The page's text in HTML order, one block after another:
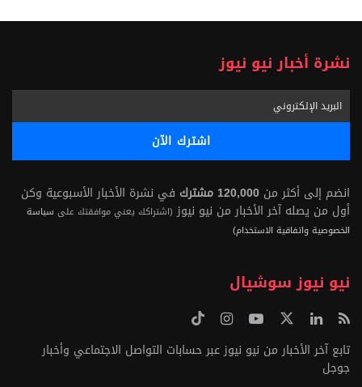
نشرة أخبار نيو نيوز
انضم إلى أكثر من 120,000 مشترك
في نشرة الأخبار الأسبوعية وكن
أول من يصله آخر الأخبار من نيو نيوز (اشتراكك يعني موافقتك على سياسة
الخصوصية واتفاقية الاستخدام)
نيو نيوز سوشيال
تابع آخر الأخبار من نيو نيوز عبر حسابات التواصل الاجتماعي وأخبار
جوجل